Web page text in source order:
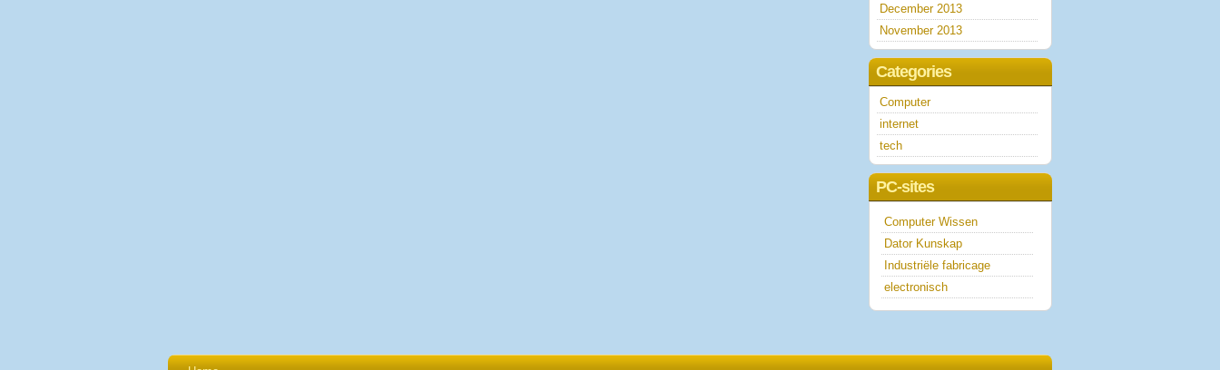
December 2013
November 2013
Categories
Computer
internet
tech
PC-sites
Computer Wissen
Dator Kunskap
Industriële fabricage
electronisch